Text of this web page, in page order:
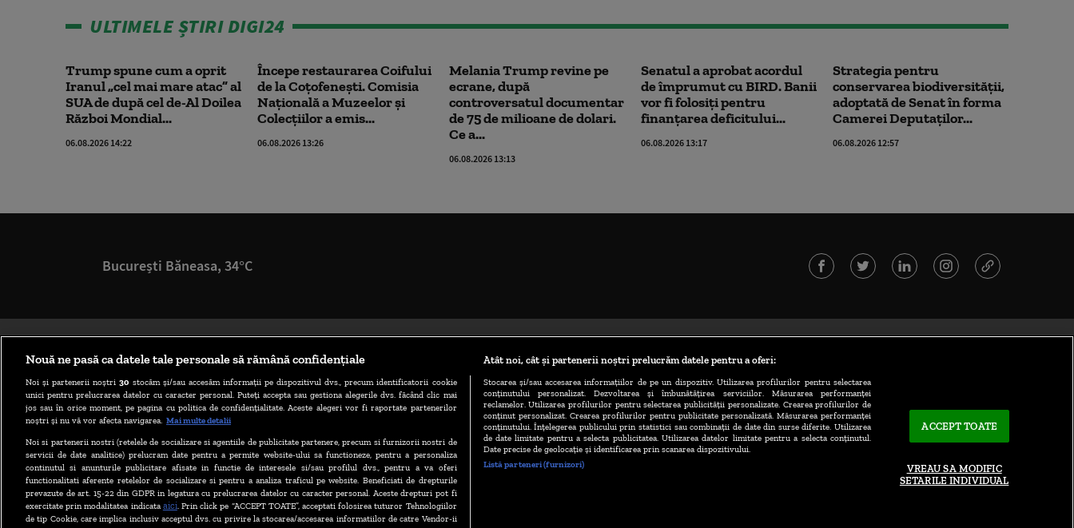
ULTIMELE ȘTIRI DIGI24
Trump spune cum a oprit
Iranul „cel mai mare atac” al
SUA de după cel de-Al Doilea
Război Mondial...
06.08.2026 14:22
Începe restaurarea Coifului
de la Coțofenești. Comisia
Naţională a Muzeelor şi
Colecţiilor a emis...
06.08.2026 13:26
Melania Trump revine pe
ecrane, după
controversatul documentar
de 75 de milioane de dolari.
Ce a...
06.08.2026 13:13
Senatul a aprobat acordul
de împrumut cu BIRD. Banii
vor fi folosiți pentru
finanțarea deficitului...
06.08.2026 13:17
Strategia pentru
conservarea biodiversității,
adoptată de Senat în forma
Camerei Deputaților...
06.08.2026 12:57
București Băneasa, 34°C
TERMENE ȘI CONDIȚII POLITICA DE CONFIDENȚIALITATE
ABONARE DIGI TV
Nouă ne pasă ca datele tale personale să rămână confidențiale
Noi și partenerii noștri30 stocăm și/sau accesăm informații pe dispozitivul dvs., precum identificatorii cookie
unici pentru prelucrarea datelor cu caracter personal. Puteți accepta sau gestiona alegerile dvs. făcând clic mai
jos sau în orice moment, pe pagina cu politica de confidențialitate. Aceste alegeri vor fi raportate partenerilor
noștri și nu vă vor afecta navigarea. Mai multe detalii
Noi si partenerii nostri (retelele de socializare si agentiile de publicitate partenere, precum si furnizorii nostri de
servicii de date analitice) prelucram date pentru a permite website-ului sa functioneze, pentru a personaliza
continutul si anunturile publicitare afisate in functie de interesele si/sau profilul dvs., pentru a va oferi
functionalitati aferente retelelor de socializare si pentru a analiza traficul pe website. Beneficiati de drepturile
prevazute de art. 15-22 din GDPR in legatura cu prelucrarea datelor cu caracter personal. Aceste drepturi pot fi
exercitate prin modalitatea indicata aici. Prin click pe “ACCEPT TOATE”, acceptati folosirea tuturor Tehnologiilor
de tip Cookie, care implica inclusiv acceptul dvs. cu privire la stocarea/accesarea informatiilor de catre Vendor-ii
Atât noi, cât și partenerii noștri prelucrăm datele pentru a oferi:
Stocarea și/sau accesarea informațiilor de pe un dispozitiv. Utilizarea profilurilor pentru selectarea
conținutului personalizat. Dezvoltarea și îmbunătățirea serviciilor. Măsurarea performanței
reclamelor. Utilizarea profilurilor pentru selectarea publicității personalizate. Crearea profilurilor de
conținut personalizat. Crearea profilurilor pentru publicitate personalizată. Măsurarea performanței
conținutului. Înțelegerea publicului prin statistici sau combinații de date din surse diferite. Utilizarea
de date limitate pentru a selecta publicitatea. Utilizarea datelor limitate pentru a selecta conținutul.
Date precise de geolocație și identificarea prin scanarea dispozitivului.
Listă parteneri (furnizori)
ACCEPT TOATE
VREAU SA MODIFIC
SETARILE INDIVIDUAL